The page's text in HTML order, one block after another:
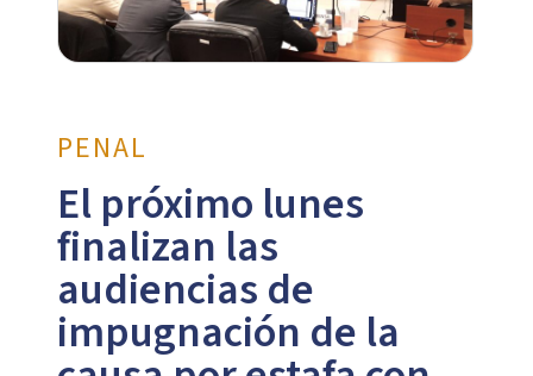
PENAL
El próximo lunes
finalizan las
audiencias de
impugnación de la